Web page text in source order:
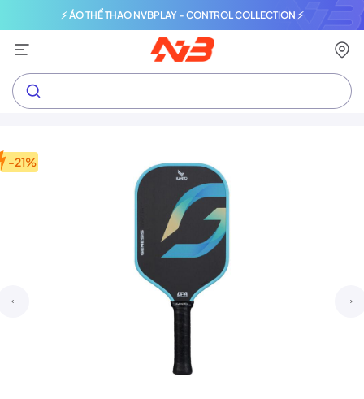
⚡ ÁO THỂ THAO NVBPLAY - CONTROL COLLECTION ⚡
-21%